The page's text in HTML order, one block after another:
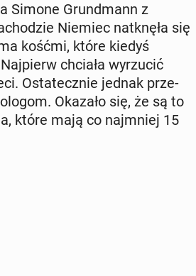
Simone Grund­mann z
Niemiec na­tknę­ła się
kośćmi, które kiedyś
chciała wy­rzu­cić
Osta­tecz­nie jednak prze­
Okazało się, że są to
które mają co naj­mniej 15